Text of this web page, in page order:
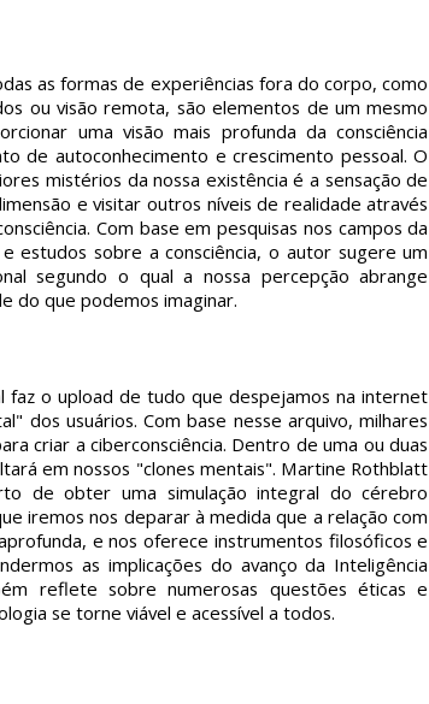
as formas de experiências fora do corpo, como
ou visão remota, são elementos de um mesmo
uma visão mais profunda da consciência
de autoconhecimento e crescimento pessoal. O
mistérios da nossa existência é a sensação de
e visitar outros níveis de realidade através
Com base em pesquisas nos campos da
estudos sobre a consciência, o autor sugere um
segundo o qual a nossa percepção abrange
do que podemos imaginar.
faz o upload de tudo que despejamos na internet
dos usuários. Com base nesse arquivo, milhares
criar a ciberconsciência. Dentro de uma ou duas
em nossos "clones mentais". Martine Rothblatt
de obter uma simulação integral do cérebro
iremos nos deparar à medida que a relação com
e nos oferece instrumentos filosóficos e
as implicações do avanço da Inteligência
reflete sobre numerosas questões éticas e
se torne viável e acessível a todos.